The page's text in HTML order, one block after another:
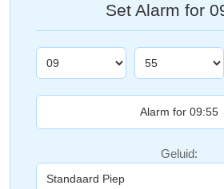
Set Alarm for
Geluid: